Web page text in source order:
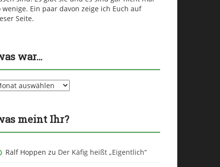
wenige. Ein paar davon zeige ich Euch auf
Seite.
war…
meint Ihr?
Ralf Hoppen zu Der Käfig heißt „Eigentlich“